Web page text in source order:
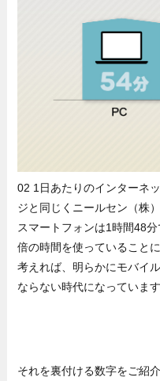
02 1日あたりのインターネ
ジと同じくニールセン（株
スマートフォンは1時間48
倍の時間を使っていること
考えれば、明らかにモバイ
ならない時代になっています
それを裏付ける数字をご紹